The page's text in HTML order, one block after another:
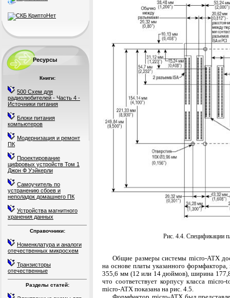
Ресурсы
Книги:
500 Схем для
радиолюбителей - Часть 4 -
Источники питания
Блоки питания
компьютеров
Модернизация и ремонт
ПК
Проектирование
цифровых устройств Том 1
Джон Ф Уэйкерли
Самоучитель по
устранению сбоев и
неполадок домашнего ПК
Устройства магнитного
хранения данных
Справочники:
Номенклатура и аналоги
отечественных микросхем
Транзисторы
отечественные
Разделы статей:
Рис. 4.4. Спецификации
Общие размеры системы micro-ATX
на основе платы указанного
355,6 мм (12 или 14 дюймов), ширина
что соответствует корпусу класса
micro-ATX показана на рис. 4.5.